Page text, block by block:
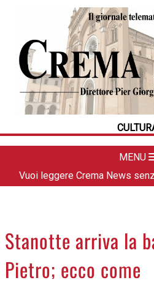
MENU
HOME
POLITICA
LA FOTO
DAL
LA
ANIMALI
Vuoi leggere Crema News
Stanotte arriva la
Pietro; ecco come